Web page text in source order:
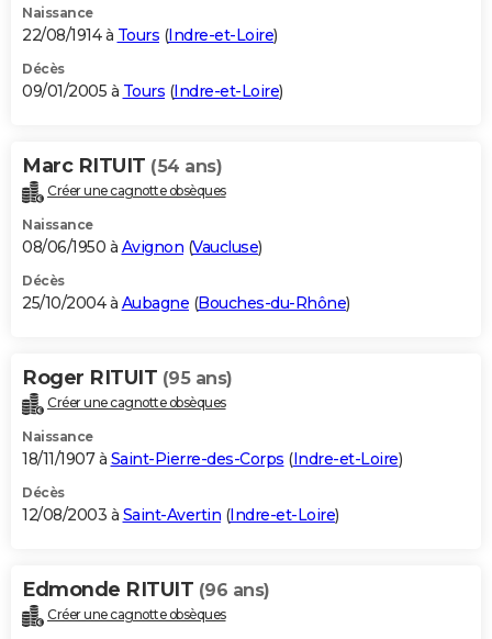
Naissance
22/08/1914 à Tours (Indre-et-Loire)
Décès
09/01/2005 à Tours (Indre-et-Loire)
Marc RITUIT (54 ans)
Créer une cagnotte obsèques
Naissance
08/06/1950 à Avignon (Vaucluse)
Décès
25/10/2004 à Aubagne (Bouches-du-Rhône)
Roger RITUIT (95 ans)
Créer une cagnotte obsèques
Naissance
18/11/1907 à Saint-Pierre-des-Corps (Indre-et-Loire)
Décès
12/08/2003 à Saint-Avertin (Indre-et-Loire)
Edmonde RITUIT (96 ans)
Créer une cagnotte obsèques